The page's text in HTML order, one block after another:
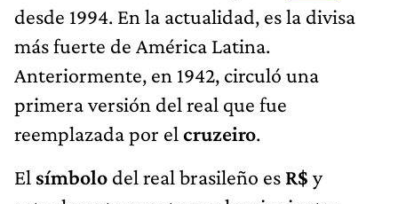
desde 1994. En la actualidad, es la divisa
más fuerte de América Latina.
Anteriormente, en 1942, circuló una
primera versión del real que fue
reemplazada por el cruzeiro.
El símbolo del real brasileño es R$ y